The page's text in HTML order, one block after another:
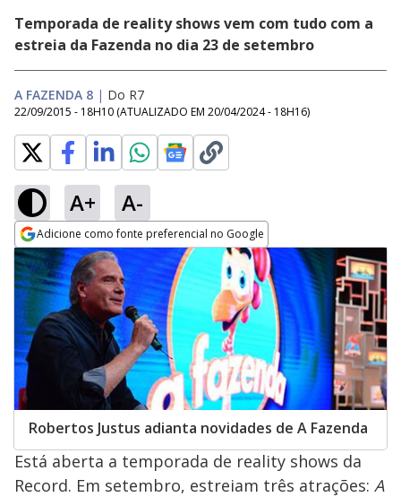
Temporada de reality shows vem com tudo com a
estreia da Fazenda no dia 23 de setembro
A FAZENDA 8 | Do R7
22/09/2015 - 18H10 (ATUALIZADO EM 20/04/2024 - 18H16)
A+ A-
Adicione como fonte preferencial no Google
Opens in new window
Robertos Justus adianta novidades de A Fazenda
Está aberta a temporada de reality shows da
Record. Em setembro, estreiam três atrações: A